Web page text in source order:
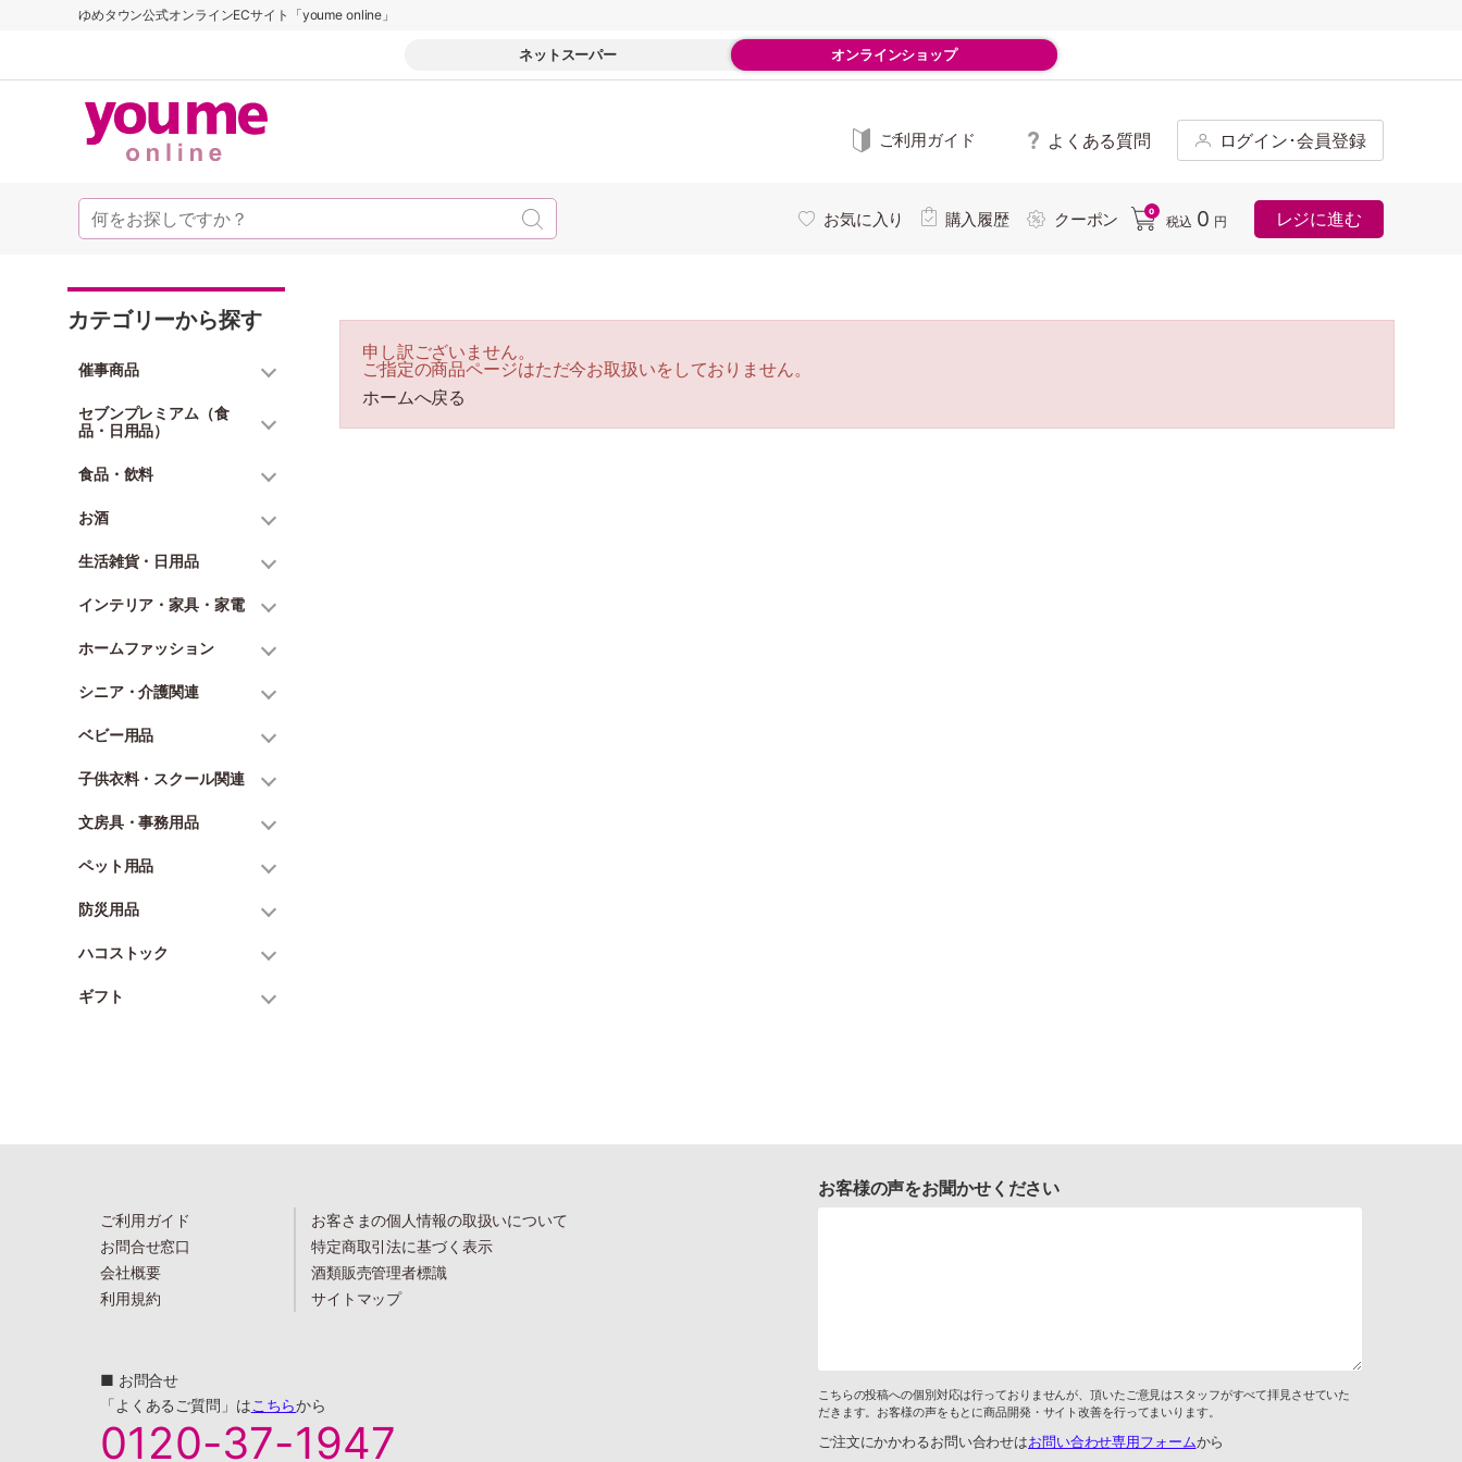
ゆめタウン公式オンラインECサイト「youme online」
ネットスーパー オンラインショップ
ご利用ガイド よくある質問 ログイン･会員登録
お気に入り 購入履歴 クーポン 0
税込 0 円 レジに進む
カテゴリーから探す
催事商品
セブンプレミアム（食
品・日用品）
食品・飲料
お酒
生活雑貨・日用品
インテリア・家具・家電
ホームファッション
シニア・介護関連
ベビー用品
子供衣料・スクール関連
文房具・事務用品
ペット用品
防災用品
ハコストック
ギフト
申し訳ございません。
ご指定の商品ページはただ今お取扱いをしておりません。
ホームへ戻る
ご利用ガイド
お問合せ窓口
会社概要
利用規約
お客さまの個人情報の取扱いについて
特定商取引法に基づく表示
酒類販売管理者標識
サイトマップ
■ お問合せ
「よくあるご質問」はこちらから
0120-37-1947
お客様の声をお聞かせください
こちらの投稿への個別対応は行っておりませんが、頂いたご意見はスタッフがすべて拝見させていた
だきます。お客様の声をもとに商品開発・サイト改善を行ってまいります。
ご注文にかかわるお問い合わせはお問い合わせ専用フォームから